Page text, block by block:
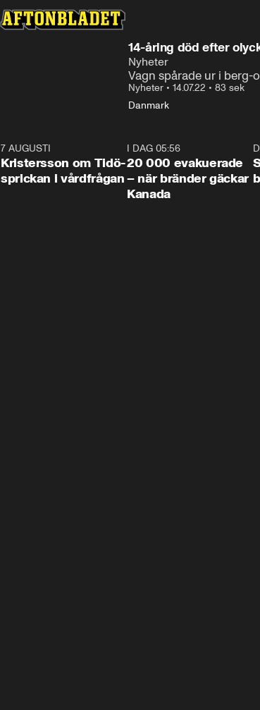
14-åring död efter
Nyheter
Vagn spårade ur i berg-
Nyheter • 14.07.22 • 83 sek
Danmark
7 AUGUSTI
Kristersson om Tidö-
sprickan i vårdfrågan
I DAG 05:56
20 000 evakuerade
– när bränder gäckar
Kanada